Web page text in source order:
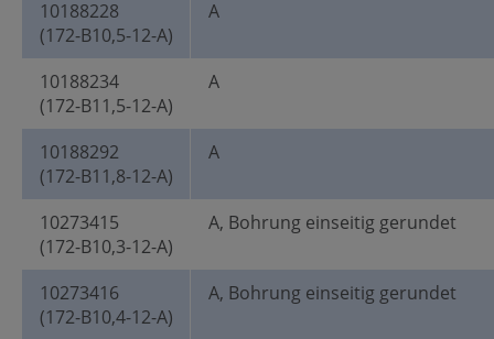
10188228
(172-B10,5-12-A)
A
10188234
(172-B11,5-12-A)
A
10188292
(172-B11,8-12-A)
A
10273415
(172-B10,3-12-A)
A, Bohrung einseitig gerundet
10273416
(172-B10,4-12-A)
A, Bohrung einseitig gerundet